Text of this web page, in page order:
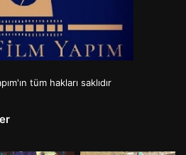
tüm hakları saklıdır